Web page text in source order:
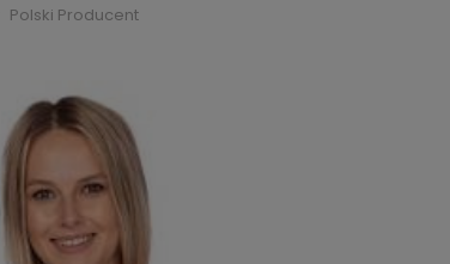
Polski Producent